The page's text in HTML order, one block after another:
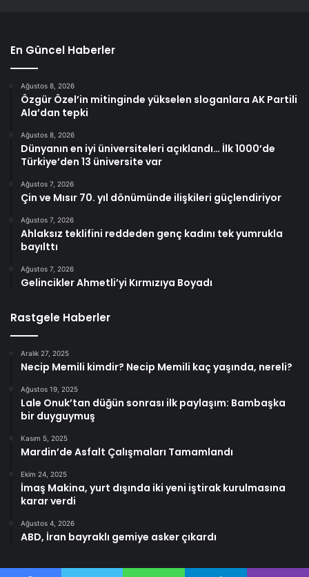
En Güncel Haberler
Ağustos 8, 2026
Özgür Özel’in mitinginde yükselen sloganlara AK Partili
Ala’dan tepki
Ağustos 8, 2026
Dünyanın en iyi üniversiteleri açıklandı… İlk 1000’de
Türkiye’den 13 üniversite var
Ağustos 7, 2026
Çin ve Mısır 70. yıl dönümünde ilişkileri güçlendiriyor
Ağustos 7, 2026
Ahlaksız teklifini reddeden genç kadını tek yumrukla
bayılttı
Ağustos 7, 2026
Gelincikler Ahmetli’yi Kırmızıya Boyadı
Rastgele Haberler
Aralık 27, 2025
Necip Memili kimdir? Necip Memili kaç yaşında, nereli?
Ağustos 19, 2025
Lale Onuk’tan düğün sonrası ilk paylaşım: Bambaşka
bir duyguymuş
Kasım 5, 2025
Mardin’de Asfalt Çalışmaları Tamamlandı
Ekim 24, 2025
İmaş Makina, yurt dışında iki yeni iştirak kurulmasına
karar verdi
Ağustos 4, 2026
ABD, İran bayraklı gemiye asker çıkardı